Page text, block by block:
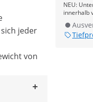
NEU:
innerhalb
jeder
von